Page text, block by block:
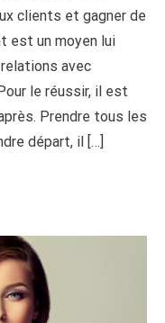
clients et gagner de
est un moyen lui
avec
le réussir, il est
Prendre tous les
départ, il […]